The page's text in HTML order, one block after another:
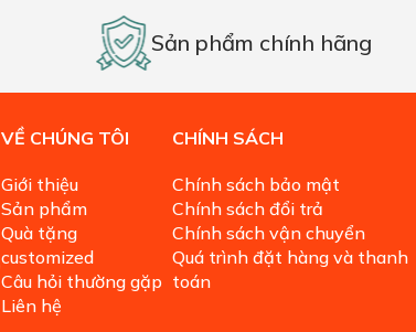
Sản phẩm chính hãng
VỀ CHÚNG TÔI
Giới thiệu
Sản phẩm
Quà tặng
customized
Câu hỏi thường gặp
Liên hệ
CHÍNH SÁCH
Chính sách bảo mật
Chính sách đổi trả
Chính sách vận chuyển
Quá trình đặt hàng và thanh
toán